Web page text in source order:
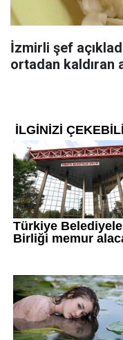
İzmirli şef
ortadan kaldıran